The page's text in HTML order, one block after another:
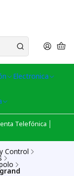
Electronica
Telefónica │
Control